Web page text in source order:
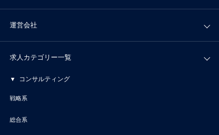
運営会社
求人カテゴリー一覧
コンサルティング
戦略系
総合系